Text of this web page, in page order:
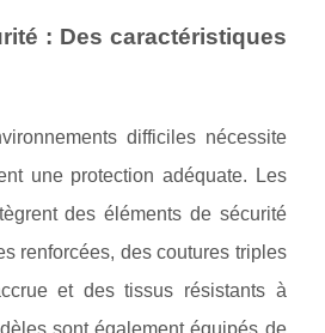
: Des caractéristiques
difficiles nécessite
une protection adéquate. Les
des éléments de sécurité
renforcées, des coutures triples
et des tissus résistants à